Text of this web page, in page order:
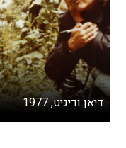
דיאן ודיגיט, 1977